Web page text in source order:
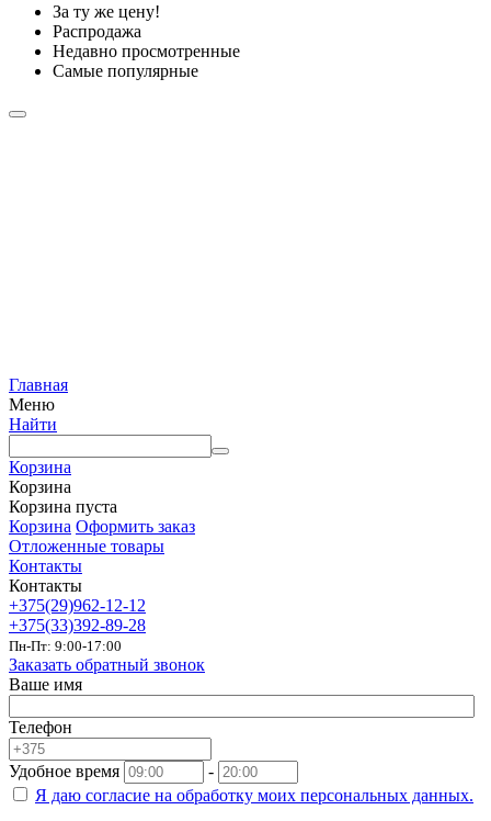
За ту же цену!
Распродажа
Недавно просмотренные
Самые популярные
Главная
Меню
Найти
Корзина
Корзина
Корзина пуста
Корзина Оформить заказ
Отложенные товары
Контакты
Контакты
+375(29)962-12-12
+375(33)392-89-28
Пн-Пт: 9:00-17:00
Заказать обратный звонок
Ваше имя
Телефон
Удобное время
-
Я даю согласие на обработку моих персональных данных.